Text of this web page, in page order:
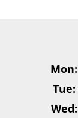
Mon:
Tue:
Wed: